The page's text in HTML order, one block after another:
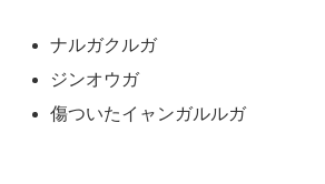
ナルガクルガ
ジンオウガ
傷ついたイャンガルルガ